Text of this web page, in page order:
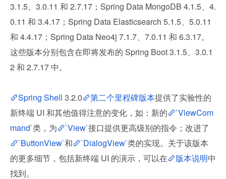
3.1.5、3.0.11 和 2.7.17；Spring Data MongoDB 4.1.5、4.
0.11 和 3.4.17；Spring Data Elasticsearch 5.1.5、5.0.11
和 4.4.17；Spring Data Neo4j 7.1.7、7.0.11 和 6.3.17。
这些版本分别包含在即将发布的 Spring Boot 3.1.5、3.0.1
2 和 2.7.17 中。
Spring Shell 3.2.0 第二个里程碑版本提供了实验性的
新终端 UI 和其他值得注意的变化，如：新的
`ViewCom
mand`类，为 `View`接口提供更高级别的指令；改进了
`ButtonView`和 `DialogView`类的实现。关于该版本
的更多细节，包括新终端 UI 的演示，可以在
版本说明中
找到。